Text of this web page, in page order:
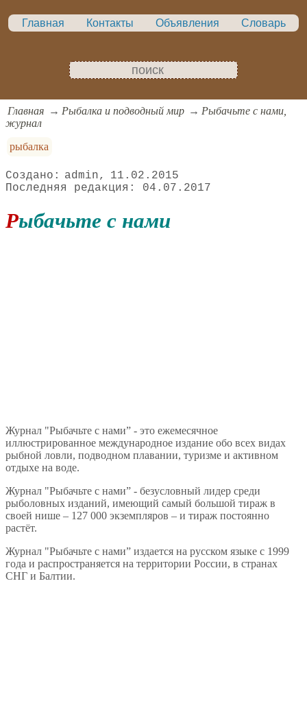
Главная Контакты Объявления Словарь
Главная Рыбалка и подводный мир
Рыбачьте с нами,
журнал
рыбалка
admin
11.02.2015
04.07.2017
Рыбачьте с нами
Журнал "Рыбачьте с нами” - это ежемесячное
иллюстрированное международное издание обо всех видах
рыбной ловли, подводном плавании, туризме и активном
отдыхе на воде.
Журнал "Рыбачьте с нами” - безусловный лидер среди
рыболовных изданий, имеющий самый большой тираж в
своей нише – 127 000 экземпляров – и тираж постоянно
растёт.
Журнал "Рыбачьте с нами” издается на русском языке с 1999
года и распространяется на территории России, в странах
СНГ и Балтии.